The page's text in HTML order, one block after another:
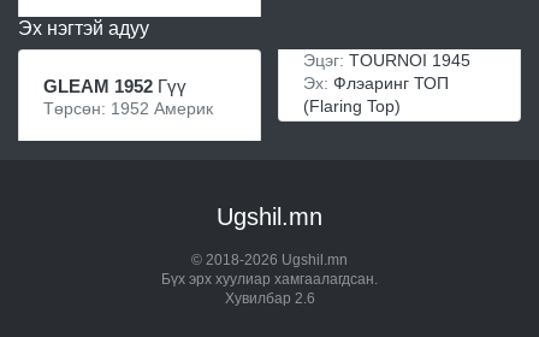
Эх нэгтэй адуу
GLEAM 1952 Гүү
Төрсөн: 1952 Америк
Эцэг: TOURNOI 1945
Эх: Флэаринг ТОП
(Flaring Top)
Ugshil.mn
© 2018-2026 Ugshil.mn
Бүх эрх хуулиар хамгаалагдсан.
Хувилбар 2.6